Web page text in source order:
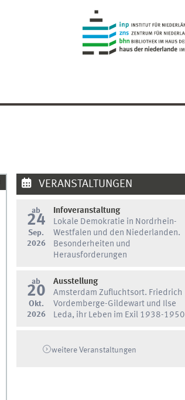
VERANSTALTUNGEN
ab
24
Sep.
2026
Infoveranstaltung
Lokale Demokratie in Nordrhein-
Westfalen und den Niederlanden.
Besonderheiten und
Herausforderungen
ab
20
Okt.
2026
Ausstellung
Amsterdam Zufluchtsort. Friedrich
Vordemberge-Gildewart und Ilse
Leda, ihr Leben im Exil 1938-1950
weitere Veranstaltungen